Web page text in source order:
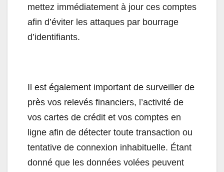
mettez immédiatement à jour ces comptes
afin d’éviter les attaques par bourrage
d’identifiants.
Il est également important de surveiller de
près vos relevés financiers, l’activité de
vos cartes de crédit et vos comptes en
ligne afin de détecter toute transaction ou
tentative de connexion inhabituelle. Étant
donné que les données volées peuvent